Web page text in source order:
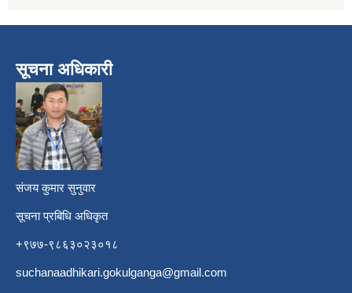
सूचना अधिकारी
संजय कुमार सुनुवार
सूचना प्रबिधि अधिकृत
+९७७-९८६३०२३०१८
suchanaadhikari.gokulganga@gmail.com